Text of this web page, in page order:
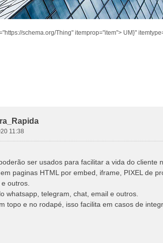
schema.org/Thing" itemprop="item"> UM}"
11:38
ser usados para facilitar a vida do cliente
paginas HTML por embed, iframe, PIXEL de
outros.
whatsapp, telegram, chat, email e outros.
topo e no rodapé, isso facilita em casos de